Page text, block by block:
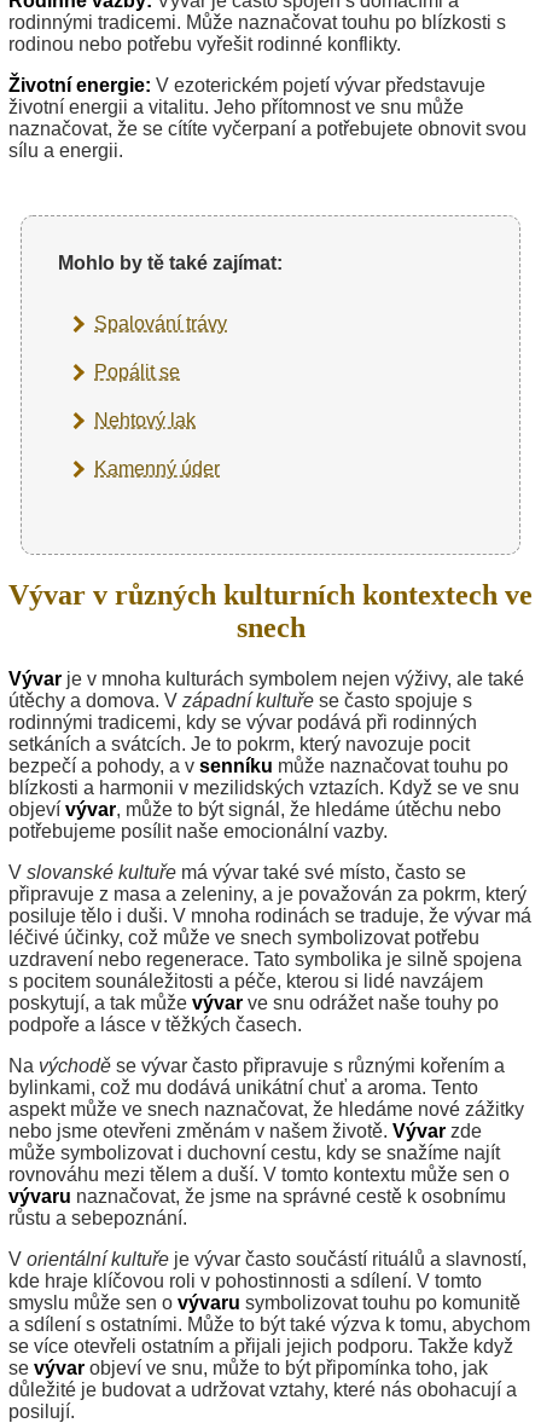
rodinnými tradicemi. Může naznačovat touhu po blízkosti s
rodinou nebo potřebu vyřešit rodinné konflikty.
Životní energie: V ezoterickém pojetí vývar představuje
životní energii a vitalitu. Jeho přítomnost ve snu může
naznačovat, že se cítíte vyčerpaní a potřebujete obnovit svou
sílu a energii.
Mohlo by tě také zajímat:
Spalování trávy
Popálit se
Nehtový lak
Kamenný úder
Vývar v různých kulturních kontextech ve
snech
Vývar je v mnoha kulturách symbolem nejen výživy, ale také
útěchy a domova. V západní kultuře se často spojuje s
rodinnými tradicemi, kdy se vývar podává při rodinných
setkáních a svátcích. Je to pokrm, který navozuje pocit
bezpečí a pohody, a v senníku může naznačovat touhu po
blízkosti a harmonii v mezilidských vztazích. Když se ve snu
objeví vývar, může to být signál, že hledáme útěchu nebo
potřebujeme posílit naše emocionální vazby.
V slovanské kultuře má vývar také své místo, často se
připravuje z masa a zeleniny, a je považován za pokrm, který
posiluje tělo i duši. V mnoha rodinách se traduje, že vývar má
léčivé účinky, což může ve snech symbolizovat potřebu
uzdravení nebo regenerace. Tato symbolika je silně spojena
s pocitem sounáležitosti a péče, kterou si lidé navzájem
poskytují, a tak může vývar ve snu odrážet naše touhy po
podpoře a lásce v těžkých časech.
Na východě se vývar často připravuje s různými kořením a
bylinkami, což mu dodává unikátní chuť a aroma. Tento
aspekt může ve snech naznačovat, že hledáme nové zážitky
nebo jsme otevřeni změnám v našem životě. Vývar zde
může symbolizovat i duchovní cestu, kdy se snažíme najít
rovnováhu mezi tělem a duší. V tomto kontextu může sen o
vývaru naznačovat, že jsme na správné cestě k osobnímu
růstu a sebepoznání.
V orientální kultuře je vývar často součástí rituálů a slavností,
kde hraje klíčovou roli v pohostinnosti a sdílení. V tomto
smyslu může sen o vývaru symbolizovat touhu po komunitě
a sdílení s ostatními. Může to být také výzva k tomu, abychom
se více otevřeli ostatním a přijali jejich podporu. Takže když
se vývar objeví ve snu, může to být připomínka toho, jak
důležité je budovat a udržovat vztahy, které nás obohacují a
posilují.